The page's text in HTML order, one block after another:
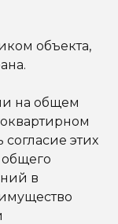
объекта,
на общем
этих
общего
в